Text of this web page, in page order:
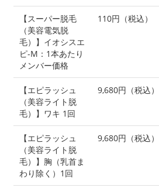
【スーパー脱毛
（美容電気脱
毛）】イオシスエ
ピ-M：1本あたり
メンバー価格
110円（税込）
【エピラッシュ
（美容ライト脱
毛）】ワキ 1回
9,680円（税込）
【エピラッシュ
（美容ライト脱
毛）】胸（乳首ま
わり除く）1回
9,680円（税込）